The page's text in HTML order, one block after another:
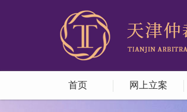
首页 网上立案